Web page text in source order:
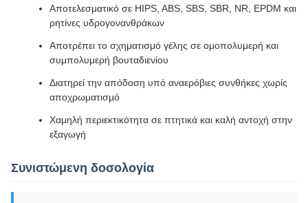
Αποτελεσματικό σε HIPS, ABS, SBS, SBR, NR, EPDM και
ρητίνες υδρογονανθράκων
Αποτρέπει το σχηματισμό γέλης σε ομοπολυμερή και
συμπολυμερή βουταδιενίου
Διατηρεί την απόδοση υπό αναερόβιες συνθήκες χωρίς
αποχρωματισμό
Χαμηλή περιεκτικότητα σε πτητικά και καλή αντοχή στην
εξαγωγή
Συνιστώμενη δοσολογία